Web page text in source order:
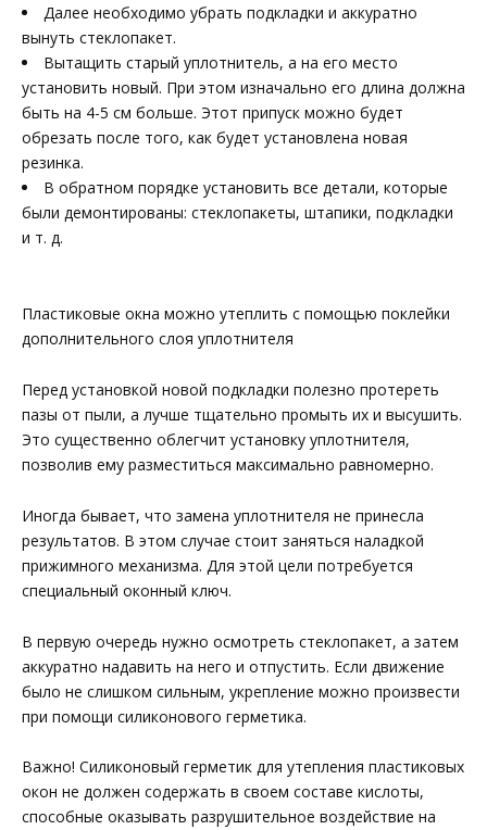
Далее необходимо убрать подкладки и аккуратно
вынуть стеклопакет.
Вытащить старый уплотнитель, а на его место
установить новый. При этом изначально его длина должна
быть на 4-5 см больше. Этот припуск можно будет
обрезать после того, как будет установлена новая
резинка.
В обратном порядке установить все детали, которые
были демонтированы: стеклопакеты, штапики, подкладки
и т. д.
Пластиковые окна можно утеплить с помощью поклейки
дополнительного слоя уплотнителя
Перед установкой новой подкладки полезно протереть
пазы от пыли, а лучше тщательно промыть их и высушить.
Это существенно облегчит установку уплотнителя,
позволив ему разместиться максимально равномерно.
Иногда бывает, что замена уплотнителя не принесла
результатов. В этом случае стоит заняться наладкой
прижимного механизма. Для этой цели потребуется
специальный оконный ключ.
В первую очередь нужно осмотреть стеклопакет, а затем
аккуратно надавить на него и отпустить. Если движение
было не слишком сильным, укрепление можно произвести
при помощи силиконового герметика.
Важно! Силиконовый герметик для утепления пластиковых
окон не должен содержать в своем составе кислоты,
способные оказывать разрушительное воздействие на